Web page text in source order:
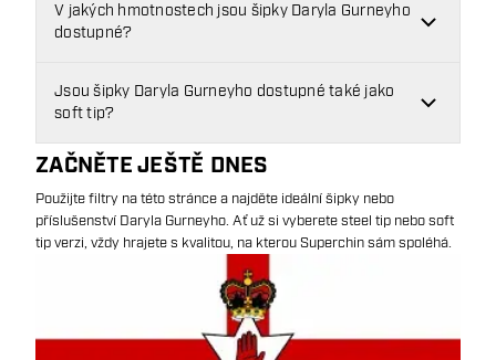
V jakých hmotnostech jsou šipky Daryla Gurneyho
dostupné?
Jsou šipky Daryla Gurneyho dostupné také jako
soft tip?
ZAČNĚTE JEŠTĚ DNES
Použijte filtry na této stránce a najděte ideální šipky nebo
příslušenství Daryla Gurneyho. Ať už si vyberete steel tip nebo soft
tip verzi, vždy hrajete s kvalitou, na kterou Superchin sám spoléhá.